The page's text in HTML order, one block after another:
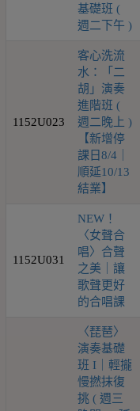
基礎班 (
週二下午 )
1152U023
客心洗流
水：「二
胡」演奏
進階班 (
週二晚上 )
【新增停
課日8/4｜
順延10/13
結業】
1152U031
NEW！
〈女聲合
唱〉合聲
之美｜讓
歌聲更好
的合唱課
〈琵琶〉
演奏基礎
班 I｜輕攏
慢撚抹復
挑 ( 週三